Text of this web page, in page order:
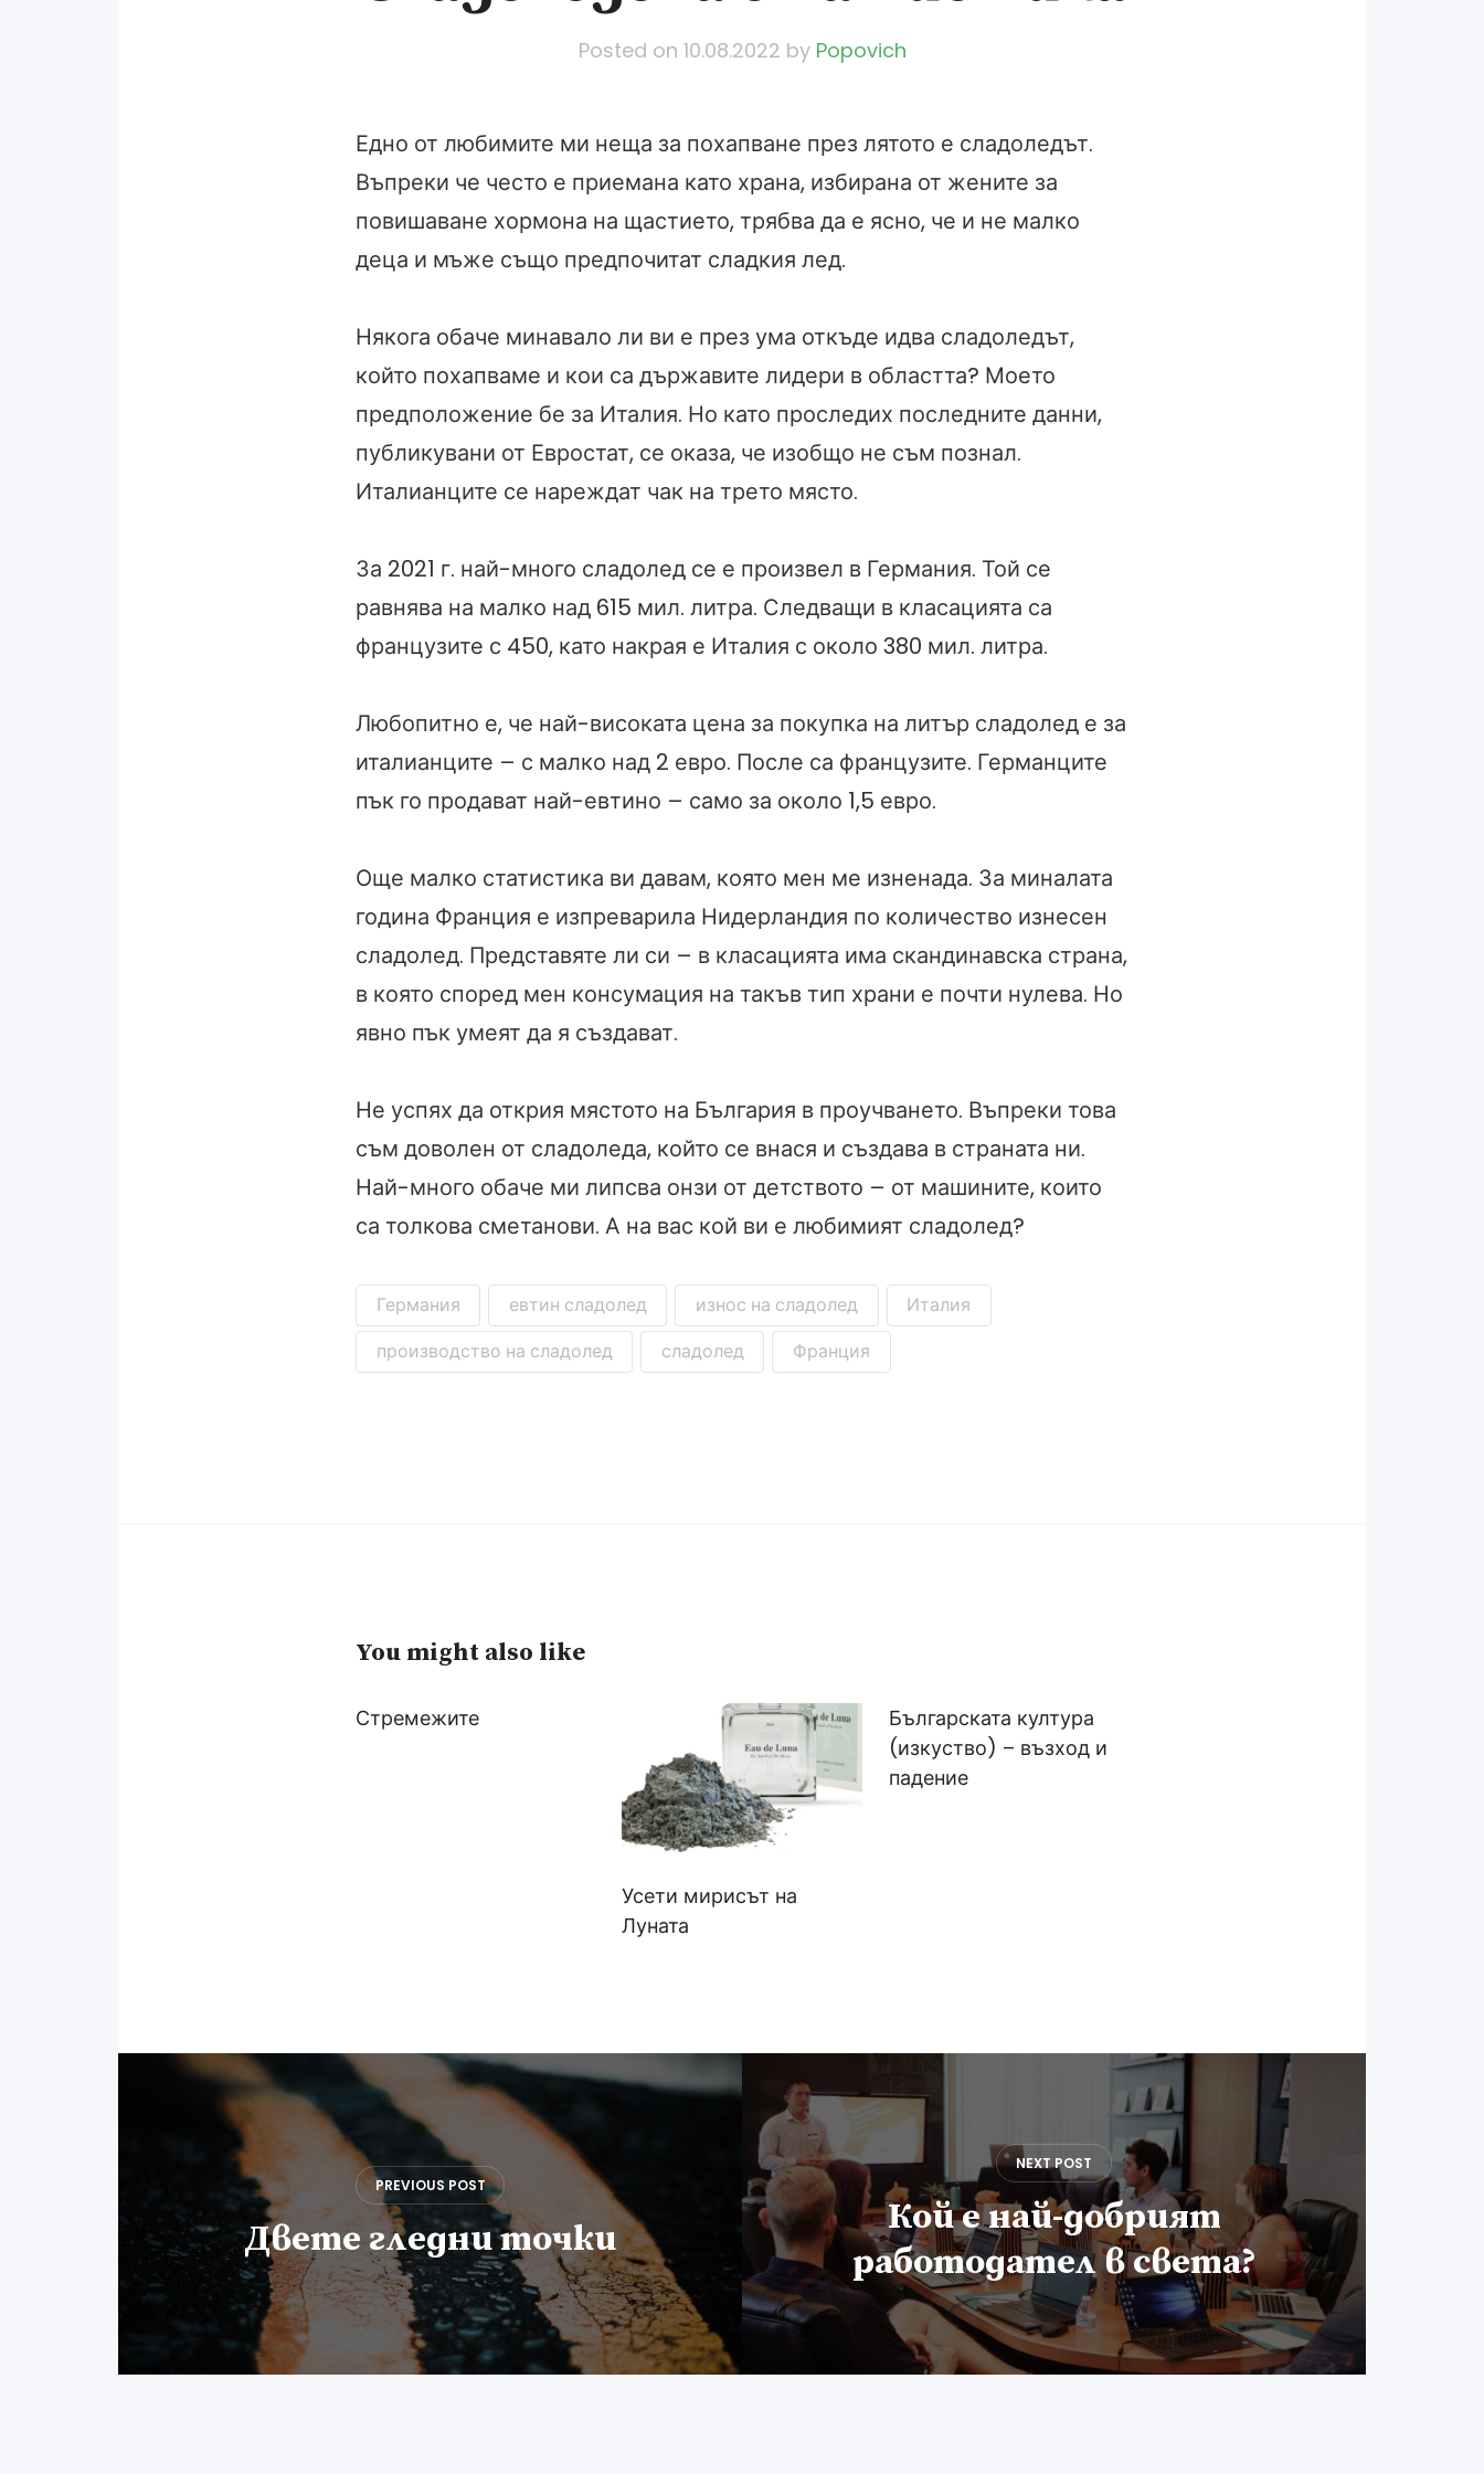
Posted on 10.08.2022 by Popovich
Едно от любимите ми неща за похапване през лятото е сладоледът.
Въпреки че често е приемана като храна, избирана от жените за
повишаване хормона на щастието, трябва да е ясно, че и не малко
деца и мъже също предпочитат сладкия лед.
Някога обаче минавало ли ви е през ума откъде идва сладоледът,
който похапваме и кои са държавите лидери в областта? Моето
предположение бе за Италия. Но като проследих последните данни,
публикувани от Евростат, се оказа, че изобщо не съм познал.
Италианците се нареждат чак на трето място.
За 2021 г. най-много сладолед се е произвел в Германия. Той се
равнява на малко над 615 мил. литра. Следващи в класацията са
французите с 450, като накрая е Италия с около 380 мил. литра.
Любопитно е, че най-високата цена за покупка на литър сладолед е за
италианците – с малко над 2 евро. После са французите. Германците
пък го продават най-евтино – само за около 1,5 евро.
Още малко статистика ви давам, която мен ме изненада. За миналата
година Франция е изпреварила Нидерландия по количество изнесен
сладолед. Представяте ли си – в класацията има скандинавска страна,
в която според мен консумация на такъв тип храни е почти нулева. Но
явно пък умеят да я създават.
Не успях да открия мястото на България в проучването. Въпреки това
съм доволен от сладоледа, който се внася и създава в страната ни.
Най-много обаче ми липсва онзи от детството – от машините, които
са толкова сметанови. А на вас кой ви е любимият сладолед?
Германия евтин сладолед износ на сладолед
Италия
производство на сладолед
сладолед Франция
You might also like
Стремежите
Усети мирисът на
Луната
Българската култура
(изкуство) – възход и
падение
Навигация
PREVIOUS POST
Двете гледни точки
NEXT POST
Кой е най-добрият
работодател в света?